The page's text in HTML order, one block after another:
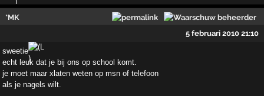
*MK
5 februari 2010 21:10
sweetie
echt leuk dat je bij ons op school komt.
je moet maar xlaten weten op msn of telefoon
als je nagels wilt.